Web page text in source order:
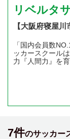
リベルタ
【大阪府寝屋
「国内会員数
ッカースクール
力『人間力』を
7件のサッカー